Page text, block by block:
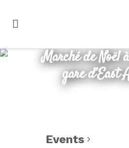
Marché de Noël
gare d’East
Events